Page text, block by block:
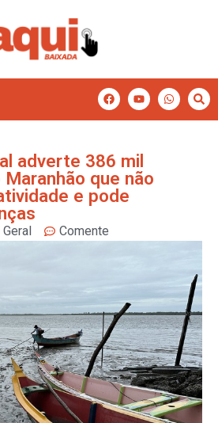
adverte 386 mil
que não
e pode
Geral Comente